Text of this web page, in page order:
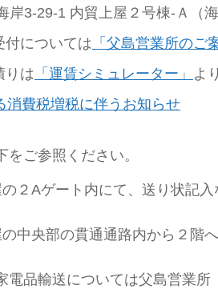
岸3-29-1 内貿上屋２号棟-Ａ（
付については 「父島営業所のご
りは 「運賃シミュレーター」 よ
消費税増税に伴うお知らせ
ご参照ください。
２Aゲート内にて、送り状記
中央部の貫通通路内から２階
品輸送については父島営業所